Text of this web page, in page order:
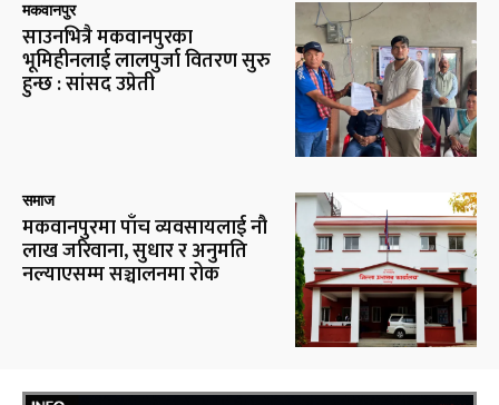
मकवानपुर
साउनभित्रै मकवानपुरका
भूमिहीनलाई लालपुर्जा वितरण सुरु
हुन्छ : सांसद उप्रेती
समाज
मकवानपुरमा पाँच व्यवसायलाई नौ
लाख जरिवाना, सुधार र अनुमति
नल्याएसम्म सञ्चालनमा रोक